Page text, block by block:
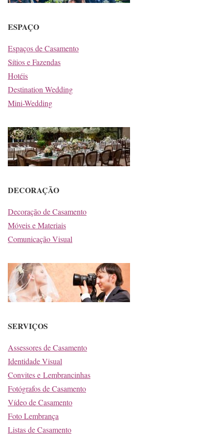
ESPAÇO
Espaços de Casamento
Sítios e Fazendas
Hotéis
Destination Wedding
Mini-Wedding
DECORAÇÃO
Decoração de Casamento
Móveis e Materiais
Comunicação Visual
SERVIÇOS
Assessores de Casamento
Identidade Visual
Convites e Lembrancinhas
Fotógrafos de Casamento
Vídeo de Casamento
Foto Lembrança
Listas de Casamento